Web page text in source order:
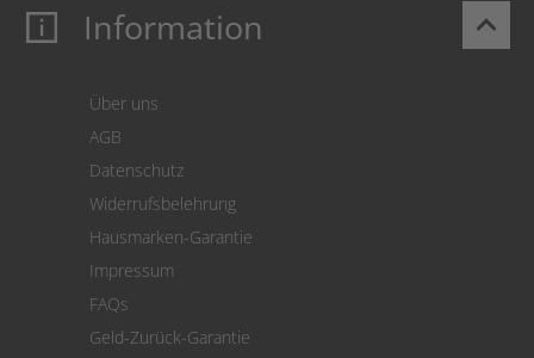
Mein Konto
Cookie Einstellungen
keyboard_arrow_up
Information
Über uns
AGB
Datenschutz
Widerrufsbelehrung
Hausmarken-Garantie
Impressum
FAQs
Geld-Zurück-Garantie